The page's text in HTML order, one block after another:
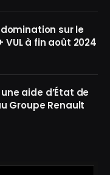
sur le
à fin août 2024
aide d’État de
Groupe Renault